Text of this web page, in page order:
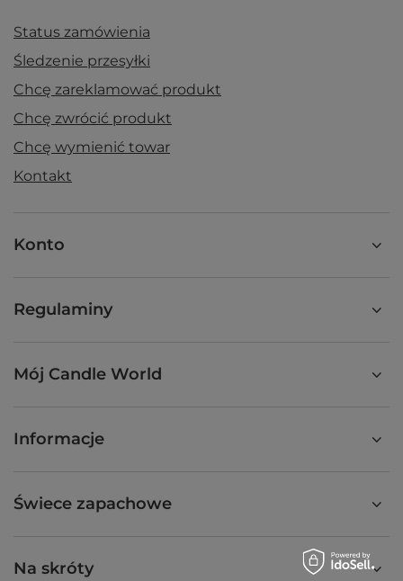
Status zamówienia
Śledzenie przesyłki
Chcę zareklamować produkt
Chcę zwrócić produkt
Chcę wymienić towar
Kontakt
Konto
Regulaminy
Mój Candle World
Informacje
Świece zapachowe
Na skróty